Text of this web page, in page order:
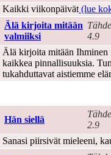
Kaikki viikonpäivät (lue
Älä kirjoita mitään
valmiiksi
4.9
Älä kirjoita mitään Ihminen
kaikkea pinnallisuuksia.
tukahduttavat aistiemme
Hän siellä
2.9
Sanasi piirsivät mieleeni,